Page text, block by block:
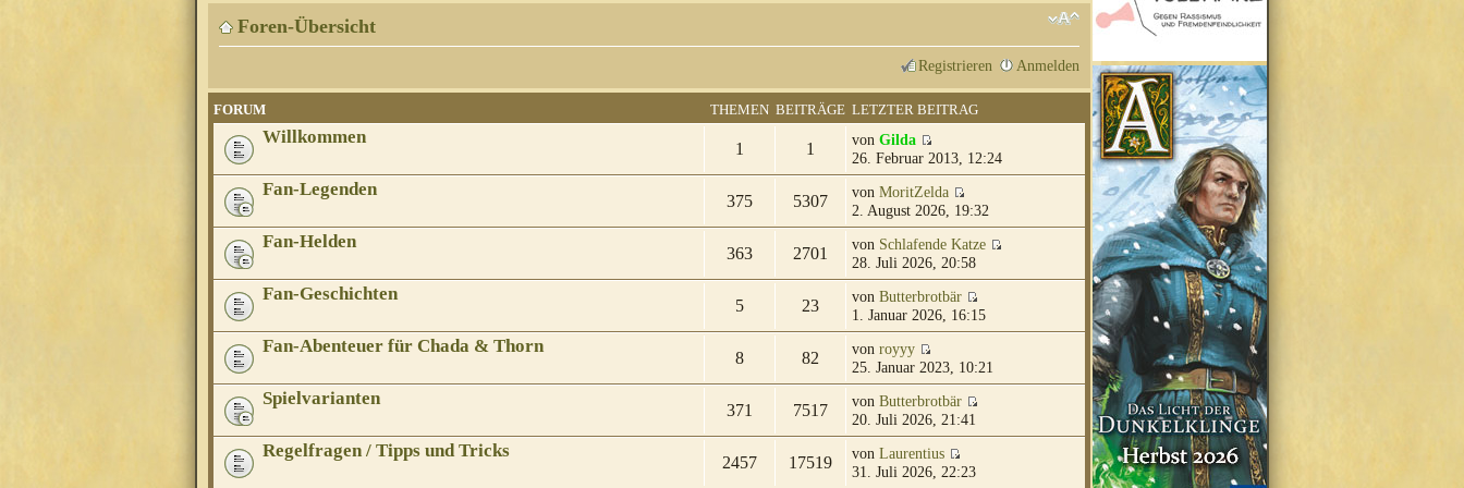
Foren-Übersicht
Registrieren Anmelden
FORUM THEMEN BEITRÄGE LETZTER BEITRAG
Willkommen
1 1 von Gilda
26. Februar 2013, 12:24
Fan-Legenden
375 5307 von MoritZelda
2. August 2026, 19:32
Fan-Helden
363 2701 von Schlafende Katze
28. Juli 2026, 20:58
Fan-Geschichten
5 23 von Butterbrotbär
1. Januar 2026, 16:15
Fan-Abenteuer für Chada & Thorn
8 82 von royyy
25. Januar 2023, 10:21
Spielvarianten
371 7517 von Butterbrotbär
20. Juli 2026, 21:41
Regelfragen / Tipps und Tricks
2457 17519 von Laurentius
31. Juli 2026, 22:23